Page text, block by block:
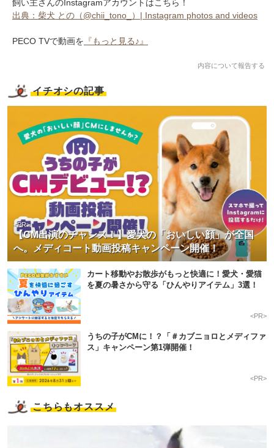
飼い主さんのInstagramアカウントはこちら！
出典：柴犬 との（@chii_tono_）| Instagram photos and videos
PECO TVで動画を 『もっと見る♪』
内容について報告する
イチオシの記事
【CM出演のチャンス！】愛犬の「おいしい顔」が全国
へ。メディコート動画投稿キャンペーン開催！
<PR>
カート移動やお散歩がもっと快適に！愛犬・愛猫
を夏の暑さから守る「ひんやりアイテム」3選！
<PR>
うちの子がCMに！？「＃カブニョロとメディファ
ス」キャンペーン第1弾開催！
<PR>
こちらもオススメ